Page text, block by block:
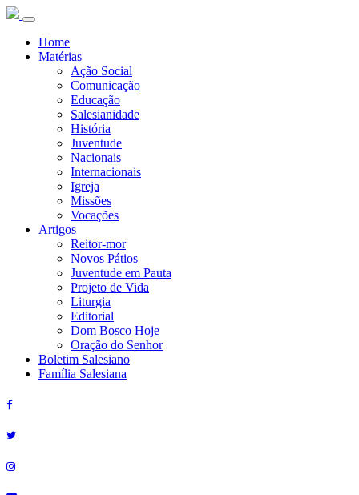
Home
Matérias
Ação Social
Comunicação
Educação
Salesianidade
História
Juventude
Nacionais
Internacionais
Igreja
Missões
Vocações
Artigos
Reitor-mor
Novos Pátios
Juventude em Pauta
Projeto de Vida
Liturgia
Editorial
Dom Bosco Hoje
Oração do Senhor
Boletim Salesiano
Família Salesiana